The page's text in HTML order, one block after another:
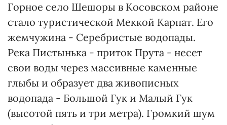
Горное село Шешоры в Косовском районе
стало туристической Меккой Карпат. Его
жемчужина - Серебристые водопады.
Река Пистынька - приток Прута - несет
свои воды через массивные каменные
глыбы и образует два живописных
водопада - Большой Гук и Малый Гук
(высотой пять и три метра). Громкий шум